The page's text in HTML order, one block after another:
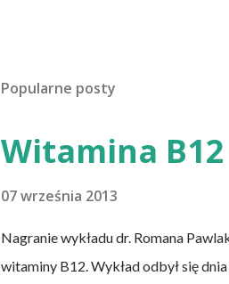
Popularne posty
Witamina
07 września 2013
Nagranie wykładu dr. Romana
witaminy B12. Wykład odbył się